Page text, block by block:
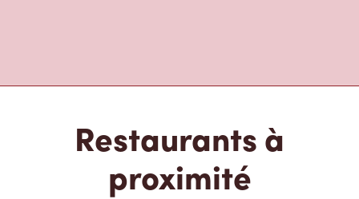
Restaurants à
proximité